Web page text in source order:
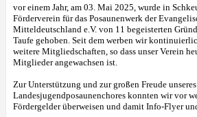
vor einem Jahr, am 03. Mai 2025, wurde in
Förderverein für das Posaunenwerk der
Mitteldeutschland e.V. von 11 begeisterten
Taufe gehoben. Seit dem werben wir
weitere Mitgliedschaften, so dass unser Verein
Mitglieder angewachsen ist.
Zur Unterstützung und zur großen Freude unseres
Landesjugendposaunenchores konnten wir vor
Fördergelder überweisen und damit Info-Flyer